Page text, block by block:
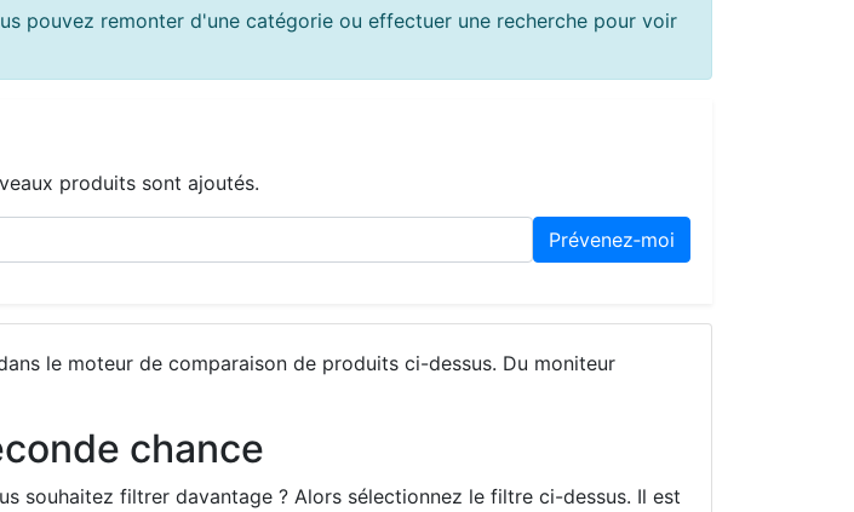
pouvez remonter d'une catégorie ou effectuer une recherche pour voir
produits sont ajoutés.
Prévenez‑moi
le moteur de comparaison de produits ci-dessus. Du moniteur
chance
souhaitez filtrer davantage ? Alors sélectionnez le filtre ci-dessus. Il est